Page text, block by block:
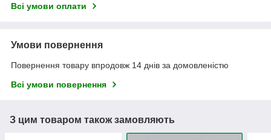
Всі умови оплати
Умови повернення
Повернення товару впродовж 14 днів за домовленістю
Всі умови повернення
З цим товаром також замовляють